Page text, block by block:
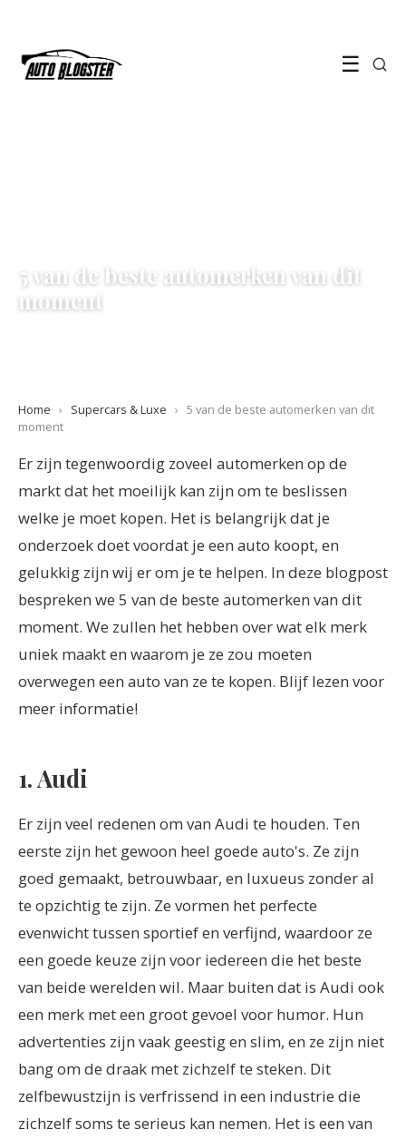
☰
5 van de beste automerken van dit
moment
Home › Supercars & Luxe › 5 van de beste automerken van dit
moment
Er zijn tegenwoordig zoveel automerken op de
markt dat het moeilijk kan zijn om te beslissen
welke je moet kopen. Het is belangrijk dat je
onderzoek doet voordat je een auto koopt, en
gelukkig zijn wij er om je te helpen. In deze blogpost
bespreken we 5 van de beste automerken van dit
moment. We zullen het hebben over wat elk merk
uniek maakt en waarom je ze zou moeten
overwegen een auto van ze te kopen. Blijf lezen voor
meer informatie!
1. Audi
Er zijn veel redenen om van Audi te houden. Ten
eerste zijn het gewoon heel goede auto's. Ze zijn
goed gemaakt, betrouwbaar, en luxueus zonder al
te opzichtig te zijn. Ze vormen het perfecte
evenwicht tussen sportief en verfijnd, waardoor ze
een goede keuze zijn voor iedereen die het beste
van beide werelden wil. Maar buiten dat is Audi ook
een merk met een groot gevoel voor humor. Hun
advertenties zijn vaak geestig en slim, en ze zijn niet
bang om de draak met zichzelf te steken. Dit
zelfbewustzijn is verfrissend in een industrie die
zichzelf soms te serieus kan nemen. Het is een van